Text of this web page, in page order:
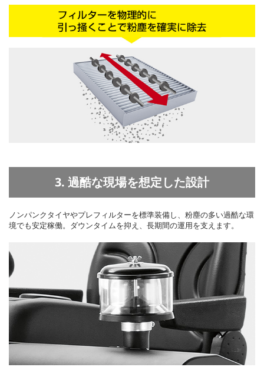
3. 過酷な現場を想定した設計
ノンパンクタイヤやプレフィルターを標準装備し、粉塵の多い過酷な環
境でも安定稼働。ダウンタイムを抑え、長期間の運用を支えます。